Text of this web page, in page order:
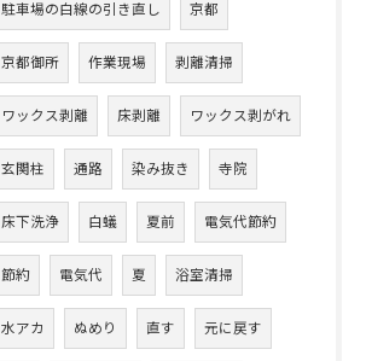
駐車場の白線の引き直し 京都
京都御所 作業現場 剥離清掃
ワックス剥離 床剥離 ワックス剥がれ
玄関柱 通路 染み抜き 寺院
床下洗浄 白蟻 夏前 電気代節約
節約 電気代 夏 浴室清掃
水アカ ぬめり 直す 元に戻す